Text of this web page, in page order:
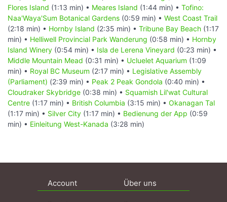
Flores Island (1:13 min) • Meares Island (1:44 min) • Tofino:
Naa'Waya'Sum Botanical Gardens (0:59 min) • West Coast Trail
(2:18 min) • Hornby Island (2:35 min) • Tribune Bay Beach (1:17
min) • Helliwell Provincial Park Wanderung (0:58 min) • Hornby
Island Winery (0:54 min) • Isla de Lerena Vineyard (0:23 min) •
Middle Mountain Mead (0:31 min) • Ucluelet Aquarium (1:09
min) • Royal BC Museum (2:17 min) • Legislative Assembly
(Parliament) (2:39 min) • Peak 2 Peak Gondola (0:40 min) •
Cloudraker Skybridge (0:38 min) • Squamish Lil'wat Cultural
Centre (1:17 min) • British Columbia (3:15 min) • Okanagan Tal
(1:17 min) • Silver City (1:17 min) • Bedienung der App (0:59
min) • Einleitung West-Kanada (3:28 min)
Account Über uns